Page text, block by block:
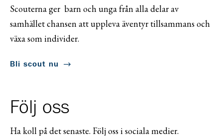
Scouterna ger barn och unga från alla delar av
samhället chansen att uppleva äventyr tillsammans och
växa som individer.
Bli scout nu
Följ oss
Ha koll på det senaste. Följ oss i sociala medier.